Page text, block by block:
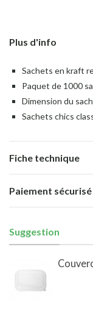
Plus d'info
Sachets en kraft
Paquet de 1000
Dimension du
Sachets chics
Fiche technique
Paiement
Suggestion